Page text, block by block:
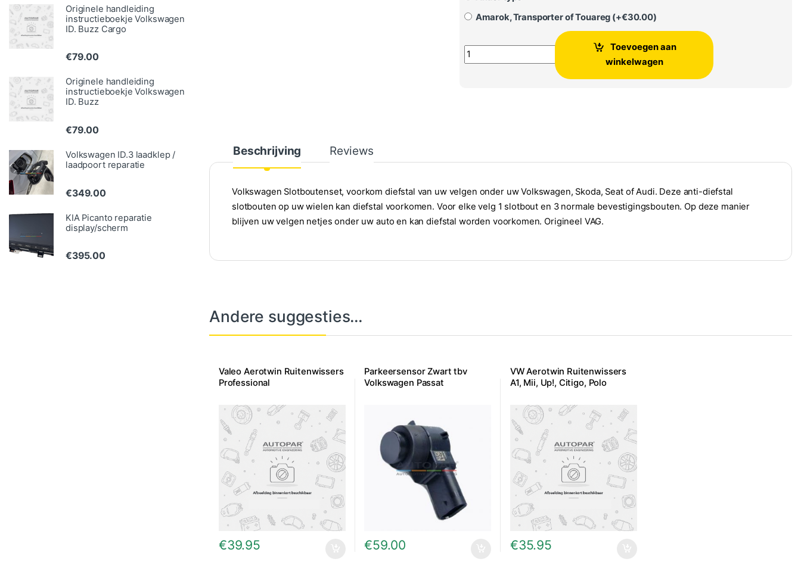
Amarok, Transporter of Touareg (+€30.00)
Slotbouten Volkswagen Seat Audi Skoda Anti-Diefstal aantal
Toevoegen aan
winkelwagen
Beschrijving Reviews
Volkswagen Slotboutenset, voorkom diefstal van uw velgen onder uw Volkswagen, Skoda, Seat of Audi. Deze anti-diefstal
slotbouten op uw wielen kan diefstal voorkomen. Voor elke velg 1 slotbout en 3 normale bevestigingsbouten. Op deze manier
blijven uw velgen netjes onder uw auto en kan diefstal worden voorkomen. Origineel VAG.
Andere suggesties…
Valeo Aerotwin Ruitenwissers
Professional
€39.95
Parkeersensor Zwart tbv
Volkswagen Passat
€59.00
VW Aerotwin Ruitenwissers
A1, Mii, Up!, Citigo, Polo
€35.95
Originele handleiding
instructieboekje Volkswagen
ID. Buzz Cargo
€79.00
Originele handleiding
instructieboekje Volkswagen
ID. Buzz
€79.00
Volkswagen ID.3 laadklep /
laadpoort reparatie
€349.00
KIA Picanto reparatie
display/scherm
€395.00